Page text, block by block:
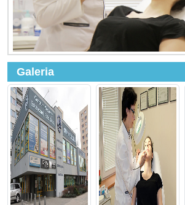
Galeria